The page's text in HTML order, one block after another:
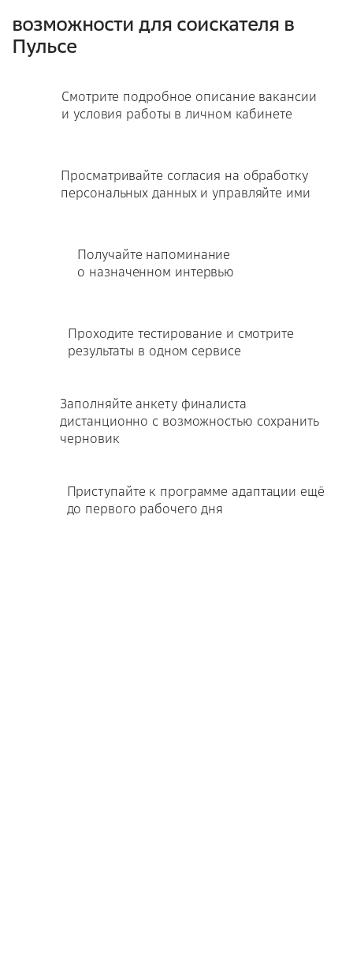
возможности для соискателя в
Пульсе
Смотрите подробное описание вакансии
и условия работы в личном кабинете
Просматривайте согласия на обработку
персональных данных и управляйте ими
Получайте напоминание
о назначенном интервью
Проходите тестирование и смотрите
результаты в одном сервисе
Заполняйте анкету финалиста
дистанционно с возможностью сохранить
черновик
Приступайте к программе адаптации ещё
до первого рабочего дня